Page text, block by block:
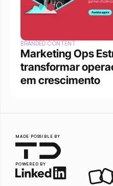
BRANDED CONTENT
Marketing Ops
transformar
em crescimento
MADE POSSIBLE BY
POWERED BY